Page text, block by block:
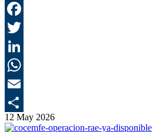
12 May 2026